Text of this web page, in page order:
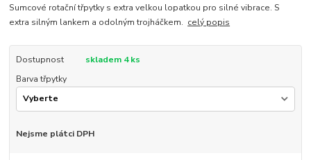
Sumcové rotační třpytky s extra velkou lopatkou pro silné vibrace. S
extra silným lankem a odolným trojháčkem. celý popis
Dostupnost
skladem 4 ks
Barva třpytky
Nejsme plátci DPH